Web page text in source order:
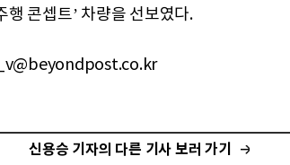
행 콘셉트’ 차량을 선보였다.
신용승 기자의 다른 기사 보러 가기